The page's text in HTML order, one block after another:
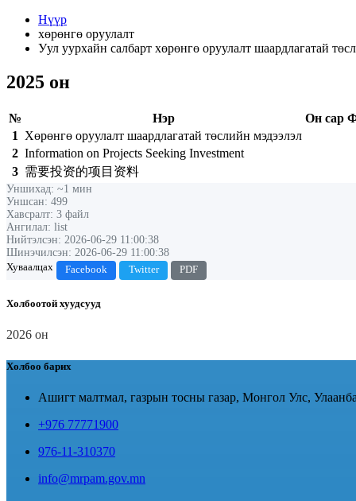
Нүүр
хөрөнгө оруулалт
Уул уурхайн салбарт хөрөнгө оруулалт шаардлагатай
2025 он
№ Нэр Он сар
1
Хөрөнгө оруулалт шаардлагатай төслийн мэдээлэл
2 Information on Projects Seeking Investment
3 需要投资的项目资料
Уншихад: ~1 мин
Уншсан: 499
Хавсралт: 3 файл
Ангилал: list
Нийтэлсэн: 2026-06-29 11:00:38
Шинэчилсэн: 2026-06-29 11:00:38
Хуваалцах
Facebook Twitter PDF
Холбоотой хуудсууд
2026 он
Холбоо барих
Ашигт малтмал, газрын тосны газар, Монгол Улс,
+976 77771900
976-11-310370
info@mrpam.gov.mn